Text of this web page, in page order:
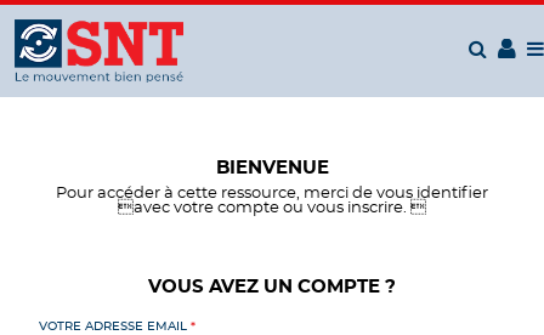
BIENVENUE
Pour accéder à cette ressource, merci de vous identifier
avec votre compte ou vous inscrire. 
VOUS AVEZ UN COMPTE ?
VOTRE ADRESSE EMAIL
Panneau de gestion des cookies